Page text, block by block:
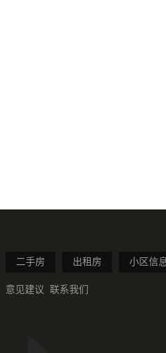
二手房 出租房 小区信
意见建议 联系我们